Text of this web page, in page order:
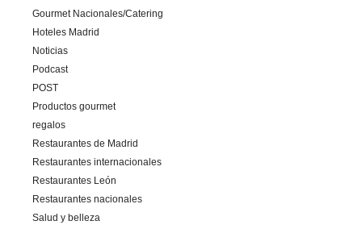
Gourmet Nacionales/Catering
Hoteles Madrid
Noticias
Podcast
POST
Productos gourmet
regalos
Restaurantes de Madrid
Restaurantes internacionales
Restaurantes León
Restaurantes nacionales
Salud y belleza